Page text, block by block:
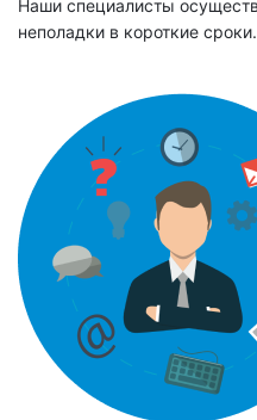
Наши специалисты
неполадки в короткие сроки.